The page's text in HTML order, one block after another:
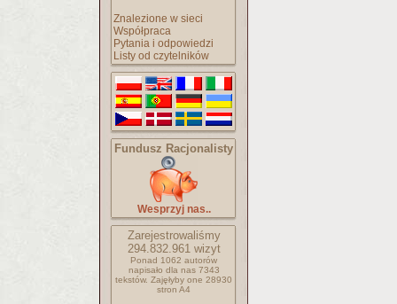
Znalezione w sieci
Współpraca
Pytania i odpowiedzi
Listy od czytelników
Fundusz Racjonalisty
Wesprzyj nas..
Zarejestrowaliśmy
294.832.961wizyt
Ponad 1062 autorów
napisało dla nas 7343
tekstów. Zajęłyby one 28930
stron A4